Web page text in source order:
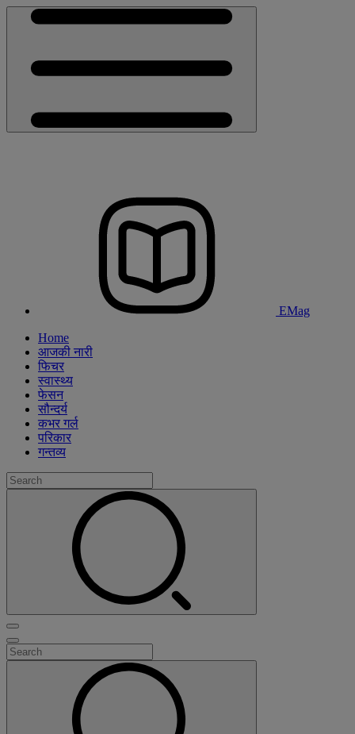
EMag
Home
आजकी नारी
फिचर
स्वास्थ्य
फेसन
सौन्दर्य
कभर गर्ल
परिकार
गन्तव्य